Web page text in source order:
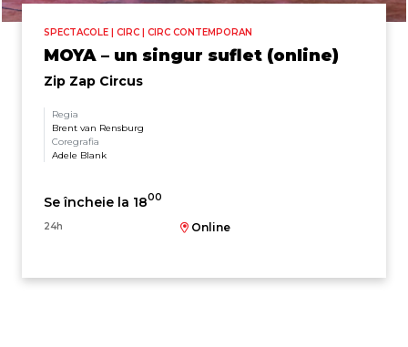
SPECTACOLE | CIRC | CIRC CONTEMPORAN
MOYA – un singur suflet (online)
Zip Zap Circus
Regia
Brent van Rensburg
Coregrafia
Adele Blank
Se încheie la 1800
24h Online